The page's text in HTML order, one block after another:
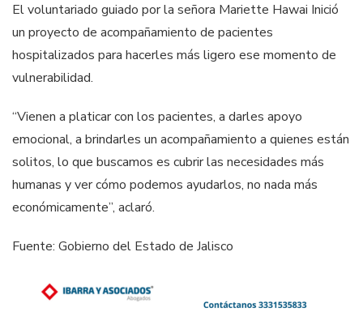
El voluntariado guiado por la señora Mariette Hawai Inició
un proyecto de acompañamiento de pacientes
hospitalizados para hacerles más ligero ese momento de
vulnerabilidad.
“Vienen a platicar con los pacientes, a darles apoyo
emocional, a brindarles un acompañamiento a quienes están
solitos, lo que buscamos es cubrir las necesidades más
humanas y ver cómo podemos ayudarlos, no nada más
económicamente”, aclaró.
Fuente: Gobierno del Estado de Jalisco